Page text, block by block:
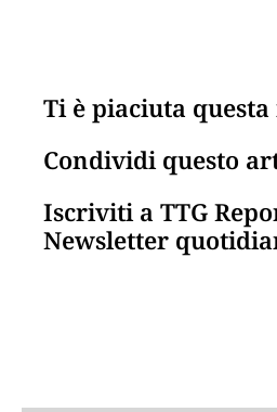
Ti è piaciuta
Condividi questo
Iscriviti a TTG
Newsletter